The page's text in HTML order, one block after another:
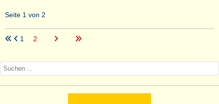
Seite 1 von 2
1 2